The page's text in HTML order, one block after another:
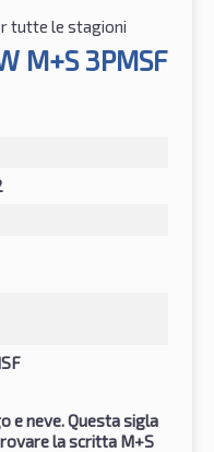
tutte le stagioni
M+S 3PMSF
e neve. Questa sigla
la scritta M+S